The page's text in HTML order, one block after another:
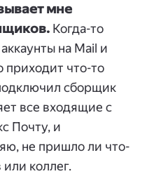
мне
Когда-то
на Mail и
приходит что-то
сборщик
все входящие с
Почту, и
не пришло ли что-
коллег.